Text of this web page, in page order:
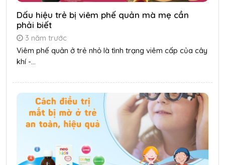
Dấu hiệu trẻ bị viêm phế quản mà mẹ cần
phải biết
3 năm trước
Viêm phế quản ở trẻ nhỏ là tình trạng viêm cấp của cây
khí -...